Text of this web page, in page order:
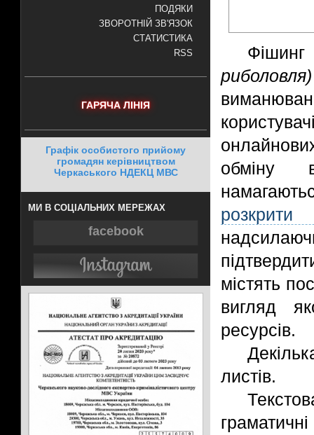
ПОДЯКИ
ЗВОРОТНІЙ ЗВ'ЯЗОК
СТАТИСТИКА
RSS
ГАРЯЧА ЛІНІЯ
Графік особистого прийому
громадян керівництвом
Черкаського НДЕКЦ МВС
МИ В СОЦІАЛЬНИХ МЕРЕЖАХ
facebook
Фішинг
риболовля)
обміну
розкрити
містять
вигляд
ресурсів.
листів.